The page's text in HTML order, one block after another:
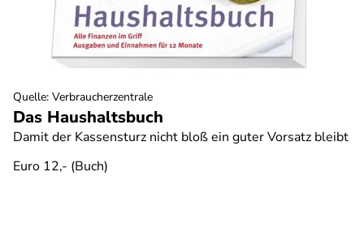
Das Haushaltsbuch
Damit der Kassensturz nicht bloß ein guter Vorsatz bleibt
Euro 12,- (Buch)
Quelle: Verbraucherzentrale